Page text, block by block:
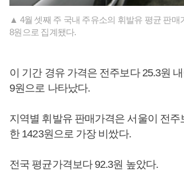
▲ 4월 셋째 주 국내 주유소의 휘발유 평균 판매
8원으로 집계됐다.
이 기간 경유 가격은 전주보다 25.3원
9원으로 나타났다.
지역별 휘발유 판매가격은 서울이 전주
한 1423원으로 가장 비쌌다.
전국 평균가격보다 92.3원 높았다.